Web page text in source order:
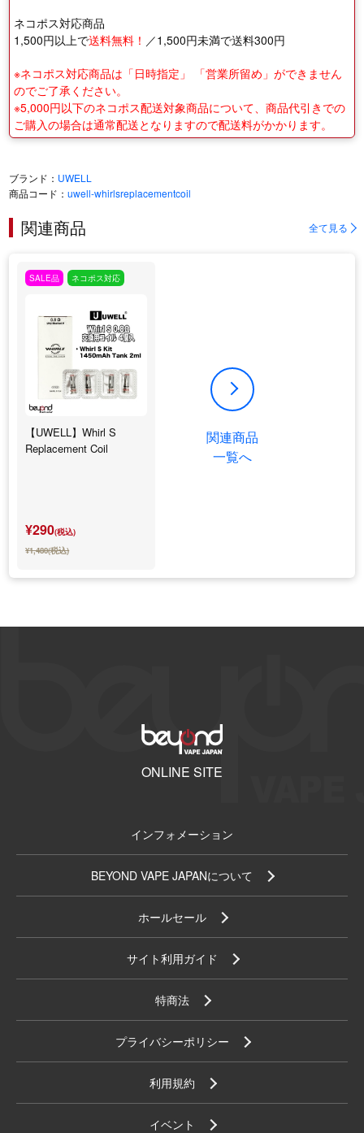
ネコポス対応商品
1,500円以上で送料無料！ ／1,500円未満で送料300円
※ネコポス対応商品は「日時指定」 「営業所留め」ができません
のでご了承ください。
※5,000円以下のネコポス配送対象商品について、商品代引きでの
ご購入の場合は通常配送となりますので配送料がかかります。
ブランド： UWELL
商品コード：uwell-whirlsreplacementcoil
関連商品 全て見る
SALE品 ネコポス対応
【UWELL】Whirl S
Replacement Coil
¥290(税込)
¥1,480(税込)
関連商品
一覧へ
ONLINE SITE
インフォメーション
BEYOND VAPE JAPANについて
ホールセール
サイト利用ガイド
特商法
プライバシーポリシー
利用規約
イベント